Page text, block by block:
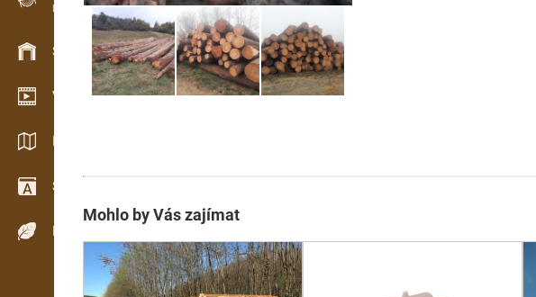
Evidence dřeva v terénu
Skladové hospodářství
Video showroom
Katalogy / Brožury
Slovník
Dřeviny
Mohlo by Vás zajímat